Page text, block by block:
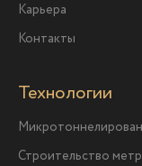
Карьера
Контакты
Технологии
Строительство